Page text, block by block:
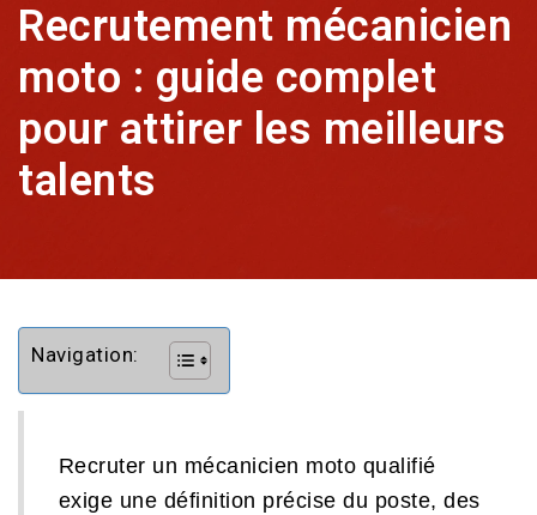
Recrutement mécanicien
moto : guide complet
pour attirer les meilleurs
talents
Navigation:
Recruter un mécanicien moto qualifié
exige une définition précise du poste, des